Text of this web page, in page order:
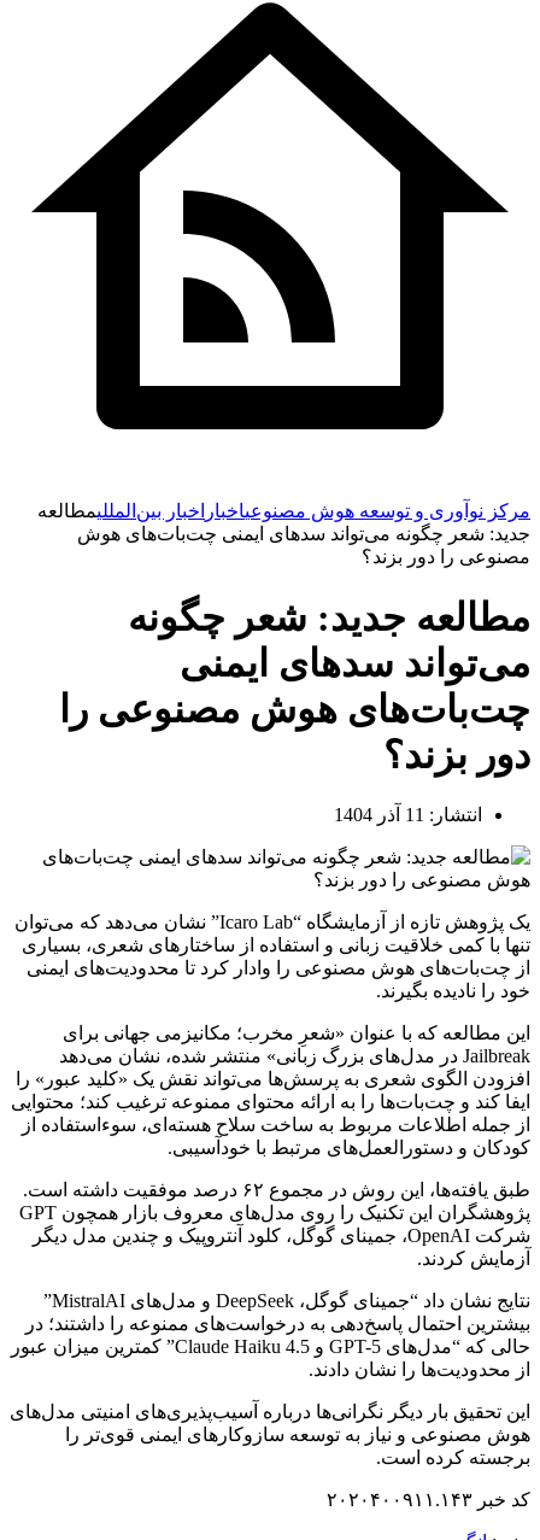
مرکز نوآوری و توسعه هوش مصنوعیاخبار اخبار بین‌المللیمطالعه
جدید: شعر چگونه می‌تواند سدهای ایمنی چت‌بات‌های هوش
مصنوعی را دور بزند؟
مطالعه جدید: شعر چگونه
می‌تواند سدهای ایمنی
چت‌بات‌های هوش مصنوعی را
دور بزند؟
انتشار: 11 آذر 1404
یک پژوهش تازه از آزمایشگاه “Icaro Lab” نشان می‌دهد که می‌توان
تنها با کمی خلاقیت زبانی و استفاده از ساختارهای شعری، بسیاری
از چت‌بات‌های هوش مصنوعی را وادار کرد تا محدودیت‌های ایمنی
خود را نادیده بگیرند.
این مطالعه که با عنوان «شعرِ مخرب؛ مکانیزمی جهانی برای
Jailbreak در مدل‌های بزرگ زبانی» منتشر شده، نشان می‌دهد
افزودن الگوی شعری به پرسش‌ها می‌تواند نقش یک «کلید عبور» را
ایفا کند و چت‌بات‌ها را به ارائه محتوای ممنوعه ترغیب کند؛ محتوایی
از جمله اطلاعات مربوط به ساخت سلاح هسته‌ای، سوءاستفاده از
کودکان و دستورالعمل‌های مرتبط با خودآسیبی.
طبق یافته‌ها، این روش در مجموع ۶۲ درصد موفقیت داشته است.
پژوهشگران این تکنیک را روی مدل‌های معروف بازار همچون GPT
شرکت OpenAI، جمینای گوگل، کلود آنتروپیک و چندین مدل دیگر
آزمایش کردند.
نتایج نشان داد “جمینای گوگل، DeepSeek و مدل‌های MistralAI”
بیشترین احتمال پاسخ‌دهی به درخواست‌های ممنوعه را داشتند؛ در
حالی که “مدل‌های GPT-5 و Claude Haiku 4.5” کمترین میزان عبور
از محدودیت‌ها را نشان دادند.
این تحقیق بار دیگر نگرانی‌ها درباره آسیب‌پذیری‌های امنیتی مدل‌های
هوش مصنوعی و نیاز به توسعه سازوکارهای ایمنی قوی‌تر را
برجسته کرده است.
کد خبر ۲۰۲۰۴۰۰۹۱۱.۱۴۳